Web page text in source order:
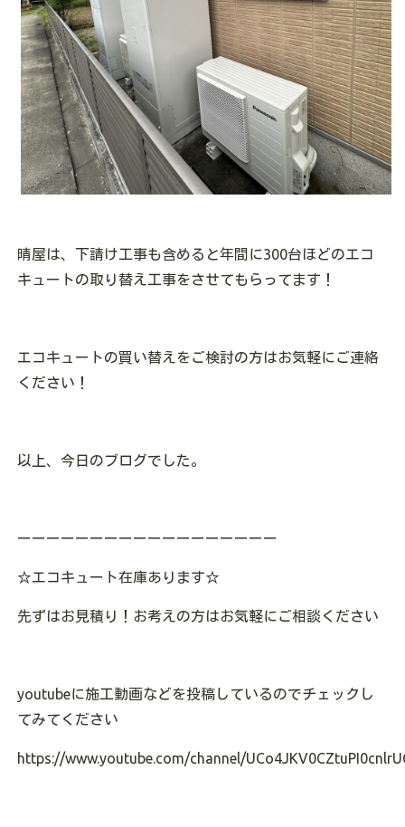
晴屋は、下請け工事も含めると年間に300台ほどのエコ
キュートの取り替え工事をさせてもらってます！
エコキュートの買い替えをご検討の方はお気軽にご連絡
ください！
以上、今日のブログでした。
ーーーーーーーーーーーーーーーーーー
☆エコキュート在庫あります☆
先ずはお見積り！お考えの方はお気軽にご相談ください
youtubeに施工動画などを投稿しているのでチェックし
てみてください
https://www.youtube.com/channel/